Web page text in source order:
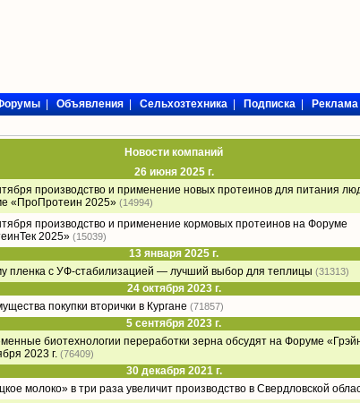
|Объявления|Сельхозтехника|Подписка|Реклама
Новости компаний
26 июня 2025 г.
производство и применение новых протеинов для питания
«ПроПротеин 2025» (14994)
производство и применение кормовых протеинов на Форуме
2025» (15039)
13 января 2025 г.
пленка с УФ-стабилизацией — лучший выбор для теплицы (31313)
24 октября 2023 г.
покупки вторички в Кургане (71857)
5 сентября 2023 г.
биотехнологии переработки зерна обсудят на Форуме
2023 г. (76409)
30 декабря 2021 г.
молоко» в три раза увеличит производство в Свердловской